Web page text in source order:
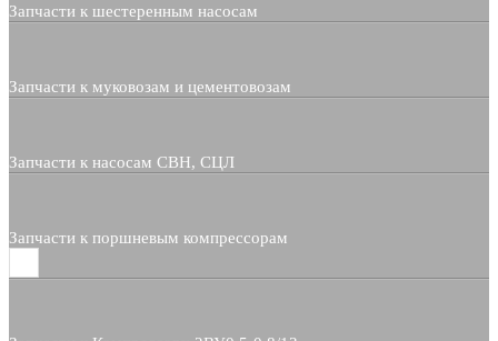
Запчасти к шестеренным насосам
Запчасти к муковозам и цементовозам
Запчасти к насосам СВН, СЦЛ
Запчасти к поршневым компрессорам